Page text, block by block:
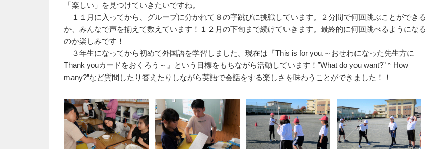
「楽しい」を見つけていきたいですね。
１１月に入ってから、グループに分かれて８の字跳びに挑戦しています。２分間で何回跳ぶことができる
か、みんなで声を揃えて数えています！１２月の下旬まで続けていきます。最終的に何回跳べるようになる
のか楽しみです！
３年生になってから初めて外国語を学習しました。現在は『This is for you.～おせわになった先生方に
Thank youカードをおくろう～』という目標をもちながら活動しています！‟What do you want?” ‶ How
many?”など質問したり答えたりしながら英語で会話をする楽しさを味わうことができました！！